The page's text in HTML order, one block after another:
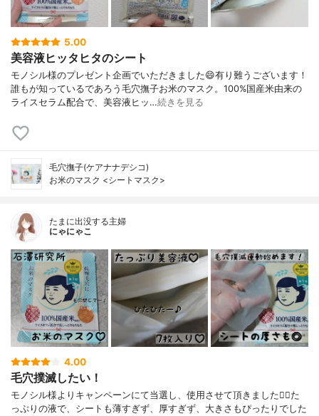
5.00
美容液ヒッタヒタのシート
モノシル様のプレゼント企画でいただきました😄有り難うございます！
誰もが知っているであろう毛穴撫子お米のマスク。100%国産米由来の
ライスセラム配合で、美容液ヒッ…続きを見る
毛穴撫子(ケアナナデシコ)
お米のマスク <シートマスク>
たまに出没する主婦
にゃにゃこ
4.00
毛穴撲滅したい！
モノシル様よりキャンペーンにて当選し、使用させて頂きました🙇‍♀️た
っぷりの液で、シートも薄すぎず、厚すぎず、大きさもぴったりでした